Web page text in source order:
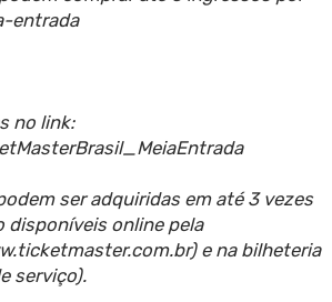
entrada
no link:
ser adquiridas em até 3 vezes
disponíveis online pela
e na bilheteria
serviço).